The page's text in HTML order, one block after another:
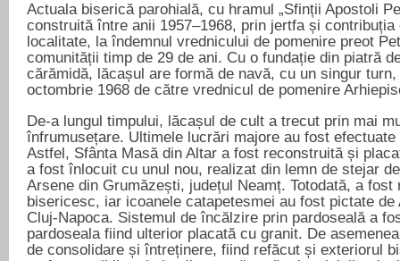
Actuala biserică parohială, cu hramul „Sfinții Apostoli
construită între anii 1957–1968, prin jertfa și
localitate, la îndemnul vrednicului de pomenire preot
comunității timp de 29 de ani. Cu o fundație din piatră
cărămidă, lăcașul are formă de navă, cu un singur
octombrie 1968 de către vrednicul de pomenire
De-a lungul timpului, lăcașul de cult a trecut prin mai
înfrumusețare. Ultimele lucrări majore au fost efectuate
Astfel, Sfânta Masă din Altar a fost reconstruită și
a fost înlocuit cu unul nou, realizat din lemn de stejar
Arsene din Grumăzești, județul Neamț. Totodată, a fost
bisericesc, iar icoanele catapetesmei au fost pictate de
Cluj-Napoca. Sistemul de încălzire prin pardoseală a
pardoseala fiind ulterior placată cu granit. De
de consolidare și întreținere, fiind refăcut și exteriorul